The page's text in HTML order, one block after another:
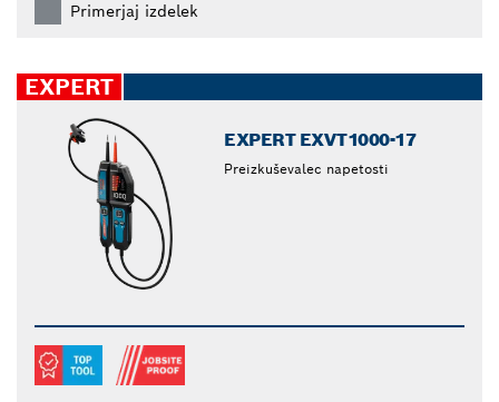
Primerjaj izdelek
EXPERT
EXPERT EXVT1000-17
Preizkuševalec napetosti